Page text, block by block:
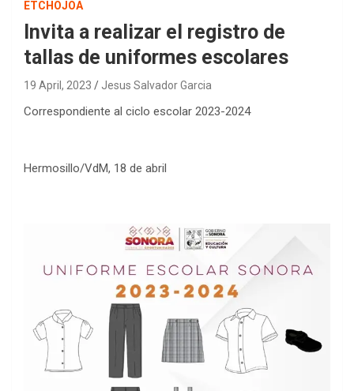
ETCHOJOA
Invita a realizar el registro de
tallas de uniformes escolares
19 April, 2023 Jesus Salvador Garcia
Correspondiente al ciclo escolar 2023-2024
Hermosillo/VdM, 18 de abril